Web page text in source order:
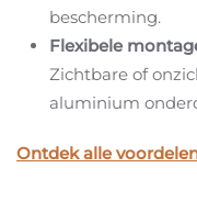
bescherming.
Flexibele
Zichtbare of
aluminium
Ontdek alle